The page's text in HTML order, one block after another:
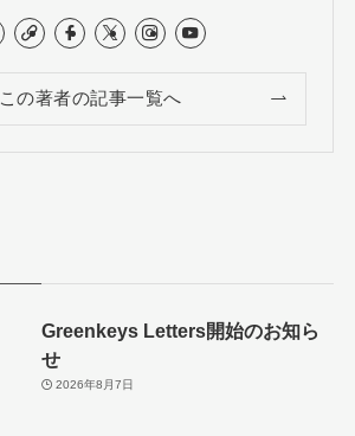
この著者の記事一覧へ
Greenkeys Letters開始のお知ら
せ
2026年8月7日